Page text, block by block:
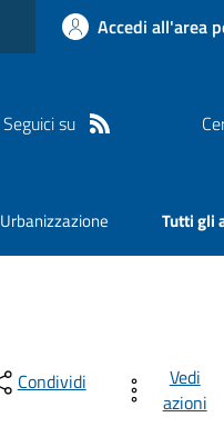
Accedi all'area
Seguici su
Urbanizzazione Tutti gli
Condividi
Vedi
azioni